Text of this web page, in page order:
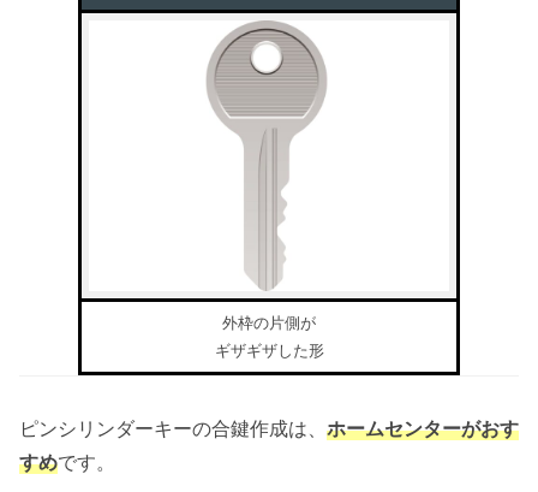
外枠の片側が
ギザギザした形
ピンシリンダーキーの合鍵作成は、 ホームセンターがおす
すめです。